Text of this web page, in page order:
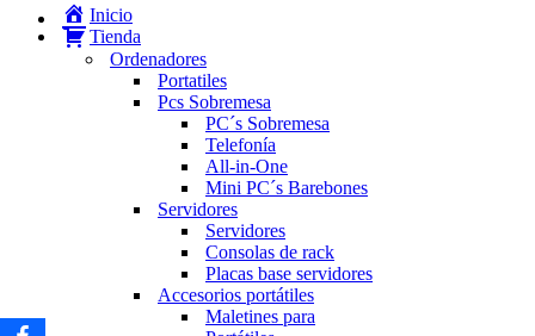
navegaciónInicio
Tienda
Ordenadores
Portatiles
Pcs Sobremesa
PC´s Sobremesa
Telefonía
All-in-One
Mini PC´s Barebones
Servidores
Servidores
Consolas de rack
Placas base servidores
Accesorios portátiles
Maletines para